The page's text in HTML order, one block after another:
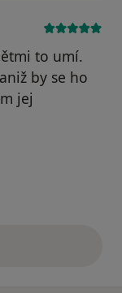
to umí.
by se ho
jej
byl odstraněn
názory